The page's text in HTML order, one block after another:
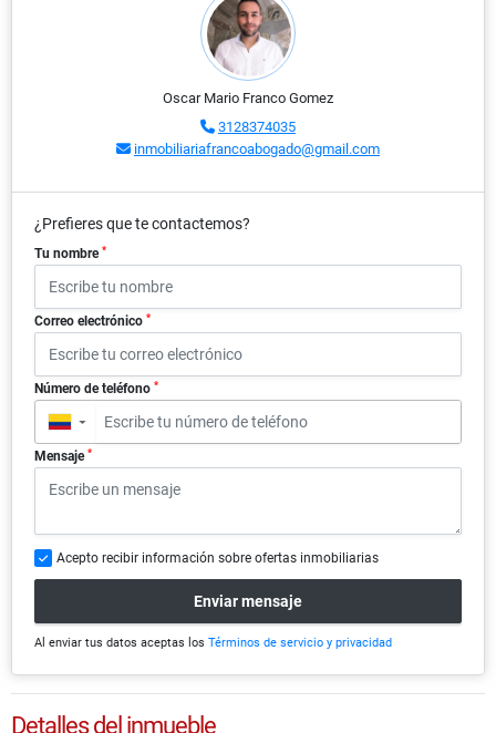
Oscar Mario Franco Gomez
3128374035
inmobiliariafrancoabogado@gmail.com
¿Prefieres que te contactemos?
Tu nombre *
Correo electrónico *
Número de teléfono *
▼
Mensaje *
Acepto recibir información sobre ofertas inmobiliarias
Enviar mensaje
Al enviar tus datos aceptas los Términos de servicio y privacidad
Detalles del inmueble